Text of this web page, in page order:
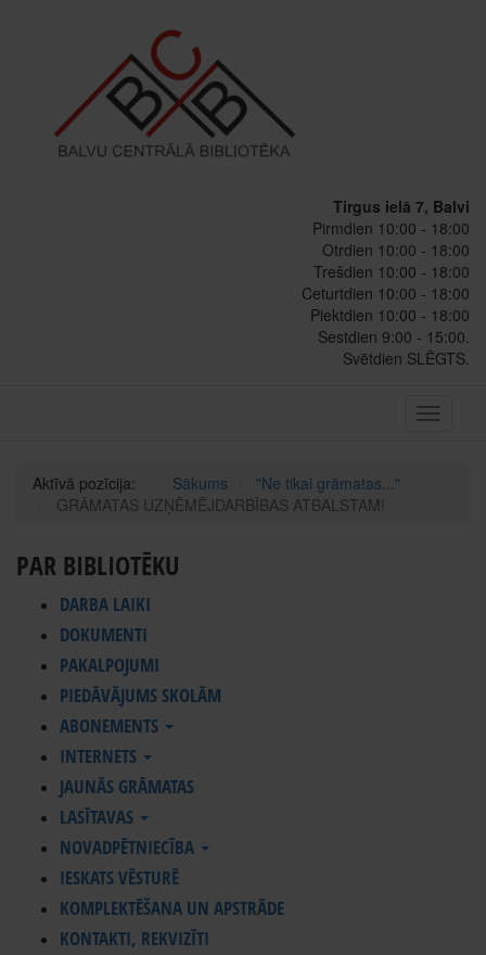
Tirgus ielā 7, Balvi
Pirmdien 10:00 - 18:00
Otrdien 10:00 - 18:00
Trešdien 10:00 - 18:00
Ceturtdien 10:00 - 18:00
Piektdien 10:00 - 18:00
Sestdien 9:00 - 15:00.
Svētdien SLĒGTS.
Toggle
Aktīvā pozīcija: Sākums
"Ne tikai grāmatas..."
GRĀMATAS UZŅĒMĒJDARBĪBAS ATBALSTAM!
PAR BIBLIOTĒKU
DARBA LAIKI
DOKUMENTI
PAKALPOJUMI
PIEDĀVĀJUMS SKOLĀM
ABONEMENTS
INTERNETS
JAUNĀS GRĀMATAS
LASĪTAVAS
NOVADPĒTNIECĪBA
IESKATS VĒSTURĒ
KOMPLEKTĒŠANA UN APSTRĀDE
KONTAKTI, REKVIZĪTI